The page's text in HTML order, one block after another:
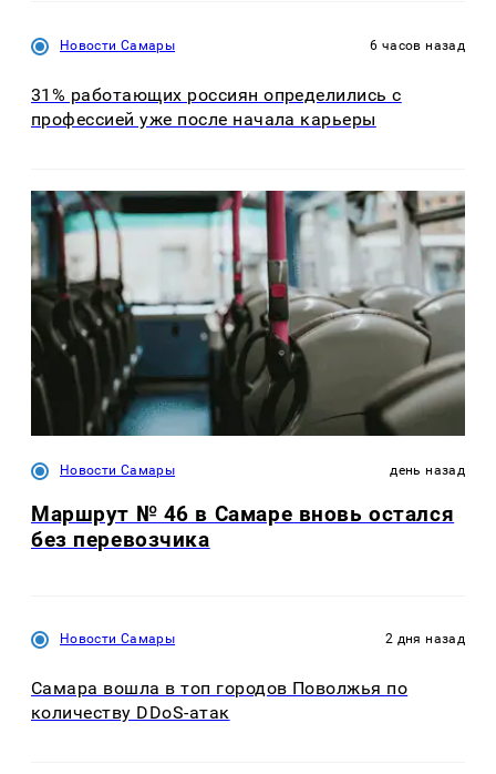
Новости Самары 6 часов назад
31% работающих россиян определились с
профессией уже после начала карьеры
Новости Самары день назад
Маршрут № 46 в Самаре вновь остался
без перевозчика
Новости Самары 2 дня назад
Самара вошла в топ городов Поволжья по
количеству DDoS-атак